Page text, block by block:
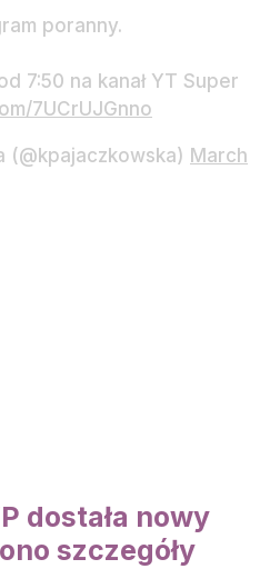
poranny.
7:50 na kanał YT Super
7UCrUJGnno
(@kpajaczkowska) March
dostała nowy
szczegóły